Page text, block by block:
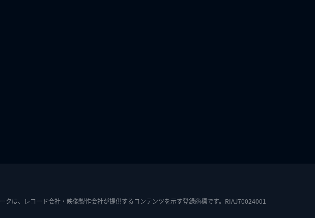
クは、レコード会社・映像製作会社が提供するコンテンツを示す登録商標です。RIAJ70024001